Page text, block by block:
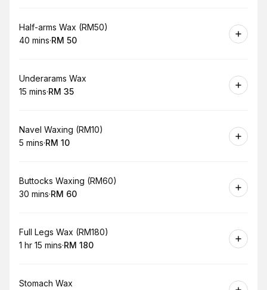
Book
Half-arms Wax (RM50)
.Duration:
40 mins·
.Price
RM 50
Book
Underarams Wax
.Duration :
15 mins·
.Price
RM 35
Book
Navel Waxing (RM10)
. Duration:
5 mins·
.Price
RM 10
Book
Buttocks Waxing (RM60)
.Duration
30 mins·
.Price
RM 60
Book
Full Legs Wax (RM180)
. Duration :
1 hr 15 mins·
.Price:
RM 180
Book
Stomach Wax